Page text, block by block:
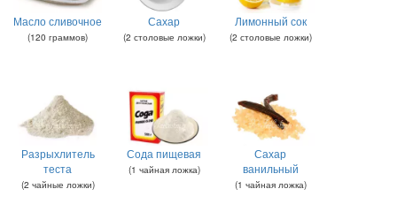
Масло сливочное
(120 граммов)
Сахар
(2 столовые ложки)
Лимонный сок
(2 столовые ложки)
Разрыхлитель
теста
(2 чайные ложки)
Сода пищевая
(1 чайная ложка)
Сахар
ванильный
(1 чайная ложка)